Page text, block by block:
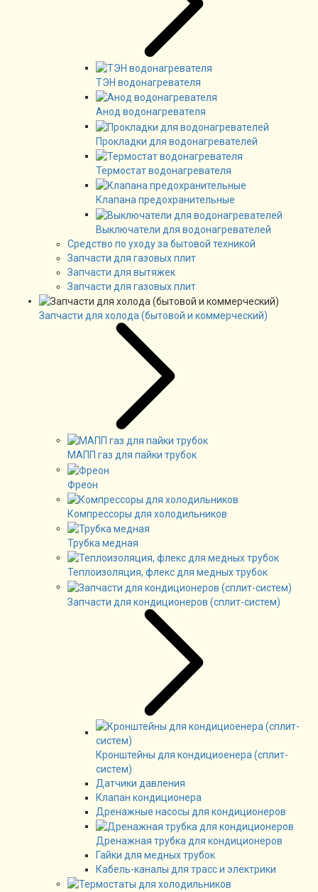
ТЭН водонагревателя
Анод водонагревателя
Прокладки для водонагревателей
Термостат водонагревателя
Клапана предохранительные
Выключатели для водонагревателей
Средство по уходу за бытовой техникой
Запчасти для газовых плит
Запчасти для вытяжек
Запчасти для газовых плит
Запчасти для холода (бытовой и коммерческий)
МАПП газ для пайки трубок
Фреон
Компрессоры для холодильников
Трубка медная
Теплоизоляция, флекс для медных трубок
Запчасти для кондиционеров (сплит-систем)
Кронштейны для кондициоенера (сплит-
систем)
Датчики давления
Клапан кондиционера
Дренажные насосы для кондиционеров
Дренажная трубка для кондиционеров
Гайки для медных трубок
Кабель-каналы для трасс и электрики